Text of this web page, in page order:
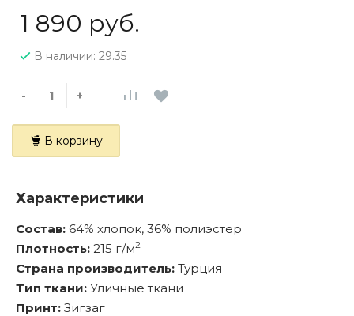
1 890 руб.
В наличии: 29.35
- +
В корзину
Характеристики
Состав: 64% хлопок, 36% полиэстер
Плотность: 215 г/м2
Страна производитель: Турция
Тип ткани: Уличные ткани
Принт: Зигзаг